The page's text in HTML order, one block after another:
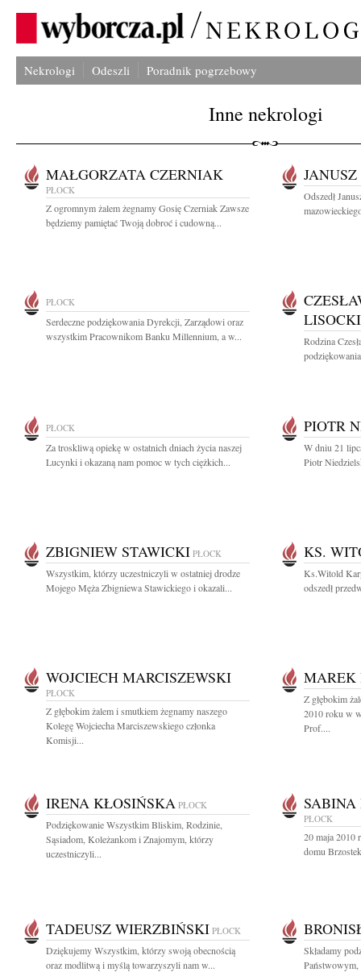
Nekrologi Odeszli Poradnik pogrzebowy
Inne nekrologi
MAŁGORZATA CZERNIAK
PŁOCK
Z ogromnym żalem żegnamy Gosię Czerniak Zawsze
będziemy pamiętać Twoją dobroć i cudowną...
Odszedł
PŁOCK
Serdeczne podziękowania Dyrekcji, Zarządowi oraz
wszystkim Pracownikom Banku Millennium, a w...
LISOCKI
Rodzina
PŁOCK
Za troskliwą opiekę w ostatnich dniach życia naszej
Lucynki i okazaną nam pomoc w tych ciężkich...
PIOTR
W dniu 21
Piotr
ZBIGNIEW STAWICKI PŁOCK
Wszystkim, którzy uczestniczyli w ostatniej drodze
Mojego Męża Zbigniewa Stawickiego i okazali...
KS.
Ks.Witold
odszedł
WOJCIECH MARCISZEWSKI
PŁOCK
Z głębokim żalem i smutkiem żegnamy naszego
Kolegę Wojciecha Marciszewskiego członka
Komisji...
MAREK
Z głębokim
2010 roku w
Prof....
IRENA KŁOSIŃSKA PŁOCK
Podziękowanie Wszystkim Bliskim, Rodzinie,
Sąsiadom, Koleżankom i Znajomym, którzy
uczestniczyli...
SABINA
PŁOCK
20 maja 2010
domu
TADEUSZ WIERZBIŃSKI PŁOCK
Dziękujemy Wszystkim, którzy swoją obecnością
oraz modlitwą i myślą towarzyszyli nam w...
Składamy
Państwowym,